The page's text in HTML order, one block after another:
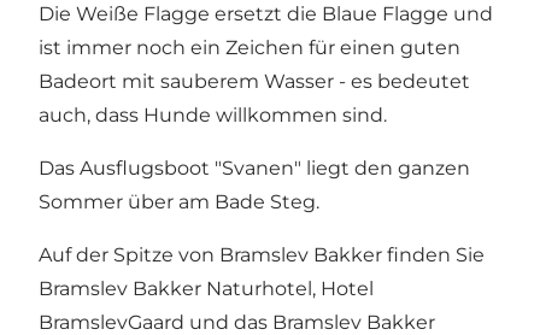
Die Weiße Flagge ersetzt die Blaue Flagge und
ist immer noch ein Zeichen für einen guten
Badeort mit sauberem Wasser - es bedeutet
auch, dass Hunde willkommen sind.
Das Ausflugsboot "Svanen" liegt den ganzen
Sommer über am Bade Steg.
Auf der Spitze von Bramslev Bakker finden Sie
Bramslev Bakker Naturhotel, Hotel
BramslevGaard und das Bramslev Bakker